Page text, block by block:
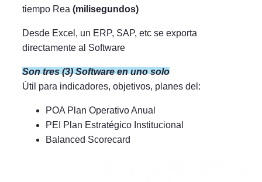
tiempo Rea (milisegundos)
Desde Excel, un ERP, SAP, etc se exporta
directamente al Software
Son tres (3) Software en uno solo
Útil para indicadores, objetivos, planes del:
POA Plan Operativo Anual
PEI Plan Estratégico Institucional
Balanced Scorecard